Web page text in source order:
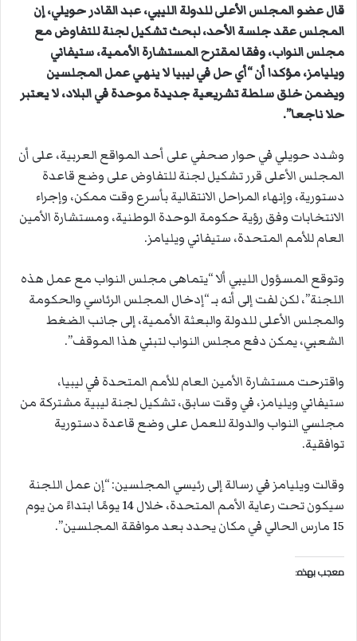
ي
قال عضو المجلس الأعلى للدولة الليبي، عبد القادر حويلي، إن
المجلس عقد جلسة الأحد، لبحث تشكيل لجنة للتفاوض مع
مجلس النواب، وفقا لمقترح المستشارة الأممية، ستيفاني
ويليامز، مؤكدا أن “أي حل في ليبيا لا ينهي عمل المجلسين
ويضمن خلق سلطة تشريعية جديدة موحدة في البلاد، لا يعتبر
حلا ناجعا”.
وشدد حويلي في حوار صحفي على أحد المواقع العربية، على أن
المجلس الأعلى قرر تشكيل لجنة للتفاوض على وضع قاعدة
دستورية، وإنهاء المراحل الانتقالية بأسرع وقت ممكن، وإجراء
الانتخابات وفق رؤية حكومة الوحدة الوطنية، ومستشارة الأمين
العام للأمم المتحدة، ستيفاني ويليامز.
وتوقع المسؤول الليبي ألا “يتماهى مجلس النواب مع عمل هذه
اللجنة”، لكن لفت إلى أنه بـ “إدخال المجلس الرئاسي والحكومة
والمجلس الأعلى للدولة والبعثة الأممية، إلى جانب الضغط
الشعبي، يمكن دفع مجلس النواب لتبني هذا الموقف”.
واقترحت مستشارة الأمين العام للأمم المتحدة في ليبيا،
ستيفاني ويليامز، في وقت سابق، تشكيل لجنة ليبية مشتركة من
مجلسي النواب والدولة للعمل على وضع قاعدة دستورية
توافقية.
وقالت ويليامز في رسالة إلى رئيسي المجلسين: “إن عمل اللجنة
سيكون تحت رعاية الأمم المتحدة، خلال 14 يومًا ابتداءً من يوم
15 مارس الحالي في مكان يحدد بعد موافقة المجلسين”.
معجب بهذه: